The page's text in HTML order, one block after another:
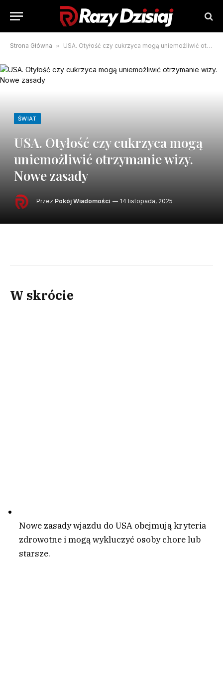
Strona Główna » USA. Otyłość czy cukrzyca mogą uniemożliwić otrzymanie wizy. Nowe zasady
ŚWIAT
USA. Otyłość czy cukrzyca mogą
uniemożliwić otrzymanie wizy.
Nowe zasady
Przez Pokój Wiadomości 14 listopada, 2025
W skrócie
Nowe zasady wjazdu do USA obejmują kryteria
zdrowotne i mogą wykluczyć osoby chore lub
starsze.